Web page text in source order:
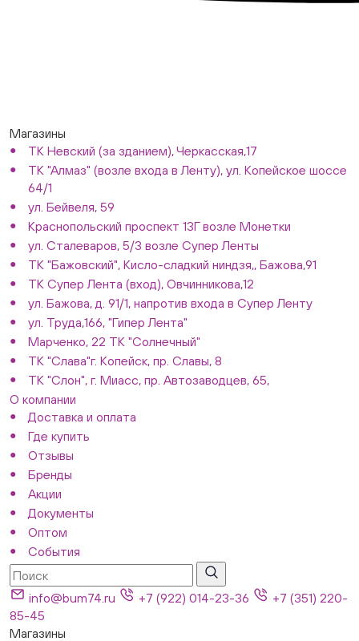
Магазины
ТК Невский (за зданием), Черкасская,17
ТК "Алмаз" (возле входа в Ленту), ул. Копейское шоссе
64/1
ул. Бейвеля, 59
Краснопольский проспект 13Г возле Монетки
ул. Сталеваров, 5/3 возле Супер Ленты
ТК "Бажовский", Кисло-сладкий ниндзя,, Бажова,91
ТК Супер Лента (вход), Овчинникова,12
ул. Бажова, д. 91/1, напротив входа в Супер Ленту
ул. Труда,166, "Гипер Лента"
Марченко, 22 ТК "Солнечный"
ТК "Слава"г. Копейск, пр. Славы, 8
ТК "Слон", г. Миасс, пр. Автозаводцев, 65,
О компании
Доставка и оплата
Где купить
Отзывы
Бренды
Акции
Документы
Оптом
События
info@bum74.ru +7 (922) 014-23-36
+7 (351) 220-
85-45
Магазины